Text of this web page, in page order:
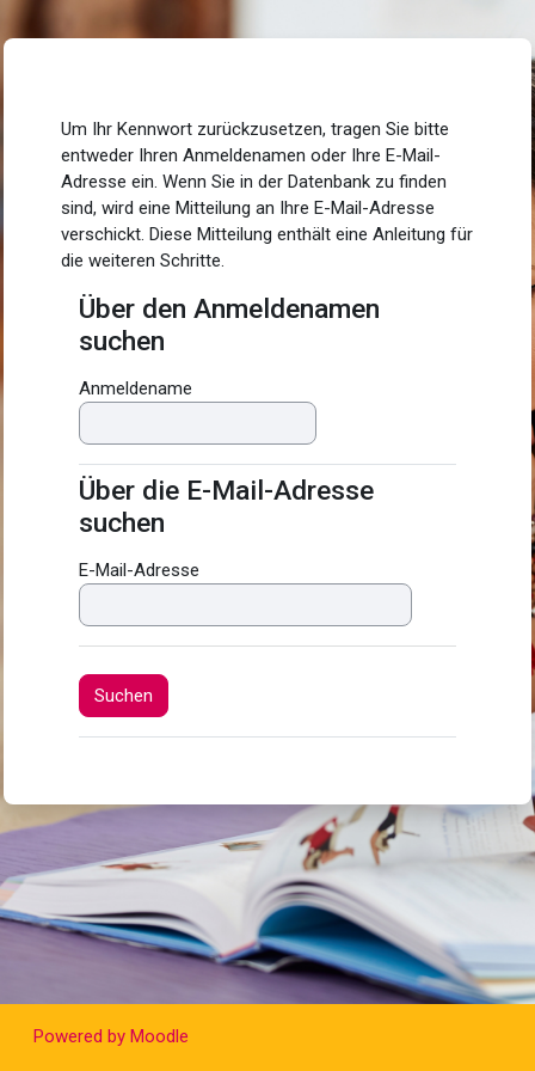
Um Ihr Kennwort zurückzusetzen, tragen Sie bitte
entweder Ihren Anmeldenamen oder Ihre E-Mail-
Adresse ein. Wenn Sie in der Datenbank zu finden
sind, wird eine Mitteilung an Ihre E-Mail-Adresse
verschickt. Diese Mitteilung enthält eine Anleitung für
die weiteren Schritte.
Über den Anmeldenamen suchen
Über den Anmeldenamen
suchen
Anmeldename
Über die E-Mail-Adresse suchen
Über die E-Mail-Adresse
suchen
E-Mail-Adresse
Powered by Moodle